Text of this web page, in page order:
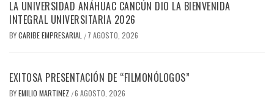
LA UNIVERSIDAD ANÁHUAC CANCÚN DIO LA BIENVENIDA
INTEGRAL UNIVERSITARIA 2026
BYCARIBE EMPRESARIAL / 7 AGOSTO, 2026
EXITOSA PRESENTACIÓN DE “FILMONÓLOGOS”
BYEMILIO MARTINEZ /6 AGOSTO, 2026